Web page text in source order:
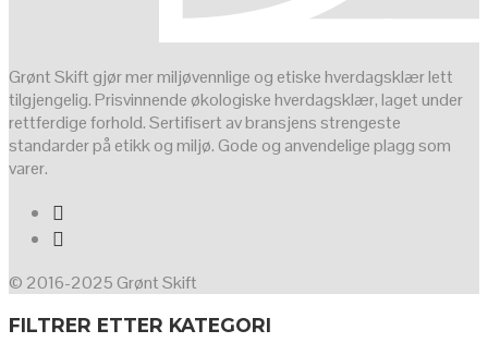
Grønt Skift gjør mer miljøvennlige og etiske hverdagsklær lett
tilgjengelig. Prisvinnende økologiske hverdagsklær, laget under
rettferdige forhold. Sertifisert av bransjens strengeste
standarder på etikk og miljø. Gode og anvendelige plagg som
varer.
© 2016-2025 Grønt Skift
FILTRER ETTER KATEGORI